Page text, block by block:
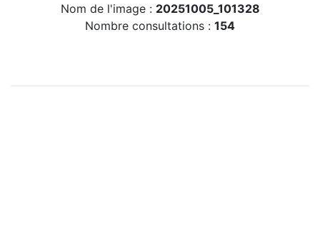
Nom de l'image : 20251005_101328
Nombre consultations : 154